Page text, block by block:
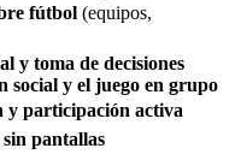
fútbol (equipos,
y toma de decisiones
social y el juego en grupo
y participación activa
pantallas